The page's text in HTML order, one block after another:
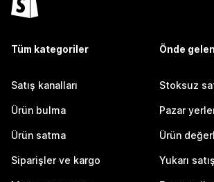
Tüm kategoriler
Satış kanalları
Ürün bulma
Ürün satma
Siparişler ve kargo
Önde
Stoksuz
Pazar
Ürün
Yukarı